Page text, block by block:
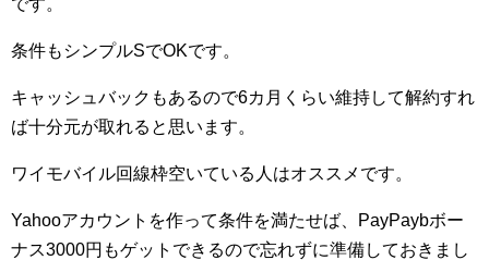
です。
条件もシンプルSでOKです。
キャッシュバックもあるので6カ月くらい維持して解約すれ
ば十分元が取れると思います。
ワイモバイル回線枠空いている人はオススメです。
Yahooアカウントを作って条件を満たせば、PayPaybボー
ナス3000円もゲットできるので忘れずに準備しておきまし